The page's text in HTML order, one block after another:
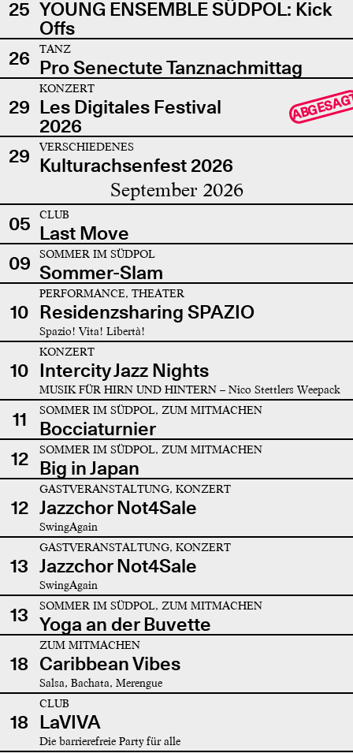
25 YOUNG ENSEMBLE SÜDPOL: Kick
Offs
26
TANZ
Pro Senectute Tanznachmittag
29
KONZERT
Les Digitales Festival
2026
29 VERSCHIEDENES
Kulturachsenfest 2026
September 2026
05 CLUB
Last Move
09
SOMMER IM SÜDPOL
Sommer-Slam
10
PERFORMANCE, THEATER
Residenzsharing SPAZIO
Spazio! Vita! Libertà!
10
KONZERT
Intercity Jazz Nights
MUSIK FÜR HIRN UND HINTERN – Nico Stettlers Weepack
11 SOMMER IM SÜDPOL, ZUM MITMACHEN
Bocciaturnier
12
SOMMER IM SÜDPOL, ZUM MITMACHEN
Big in Japan
12
GASTVERANSTALTUNG, KONZERT
Jazzchor Not4Sale
SwingAgain
13
GASTVERANSTALTUNG, KONZERT
Jazzchor Not4Sale
SwingAgain
13 SOMMER IM SÜDPOL, ZUM MITMACHEN
Yoga an der Buvette
18
ZUM MITMACHEN
Caribbean Vibes
Salsa, Bachata, Merengue
18
CLUB
LaVIVA
Die barrierefreie Party für alle